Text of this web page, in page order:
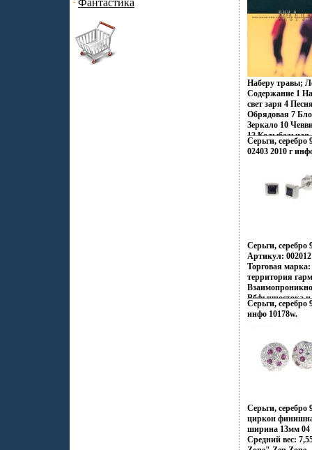
Фантастика
лазурных
тенденций
ювелирных
изменили
создания
украшающих
дарят вам
подчеркивать,
неповторимый
заряд
успехе.
Наберу травы;
Содержание 1
свет заря 4
Обрядовая 7
Зеркало 10
12
Желанная
Москве, в 1967
классу
студентка
имени
Серьги, серебро
02403 2010 г
Серьги, серебро
Артикул:
Торговая
территория
Вбфьшчостока и
контрастов и
Настроения
индийских
рифов и
динамика моды
это
украшений, как
Украшения Zen
избранных –
создавать свой
приобретая при
Серьги, серебро
инфо 10178w.
Серьги, серебро
циркон
ширина 13мм 04
Средний вес: